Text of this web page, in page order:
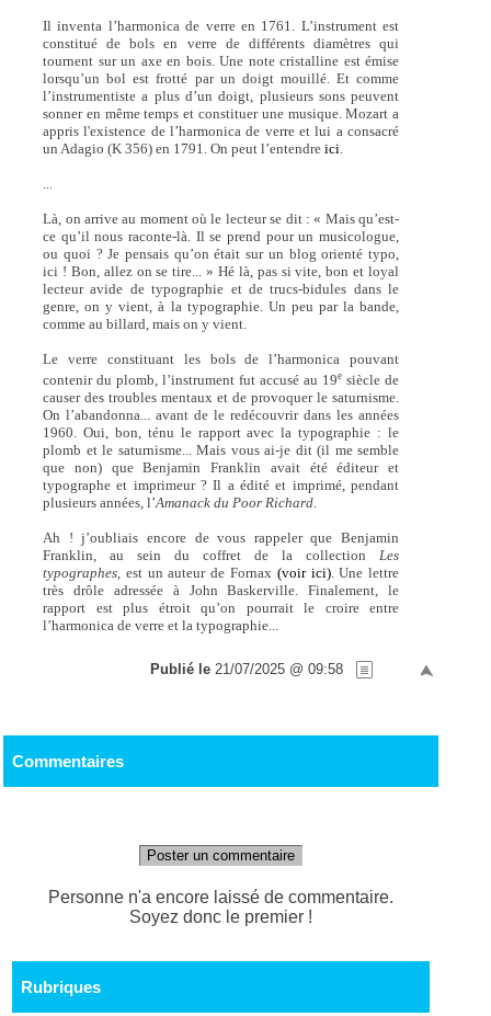
Il inventa l’harmonica de verre en 1761. L’instrument est
constitué de bols en verre de différents diamètres qui
tournent sur un axe en bois. Une note cristalline est émise
lorsqu’un bol est frotté par un doigt mouillé. Et comme
l’instrumentiste a plus d’un doigt, plusieurs sons peuvent
sonner en même temps et constituer une musique. Mozart a
appris l'existence de l’harmonica de verre et lui a consacré
un Adagio (K 356) en 1791. On peut l’entendre ici
Là, on arrive au moment où le lecteur se dit : « Mais qu’est-
ce qu’il nous raconte-là. Il se prend pour un musicologue,
ou quoi ? Je pensais qu’on était sur un blog orienté typo,
ici ! Bon, allez on se tire... » Hé là, pas si vite, bon et loyal
lecteur avide de typographie et de trucs-bidules dans le
genre, on y vient, à la typographie. Un peu par la bande,
comme au billard, mais on y vient.
Le verre constituant les bols de l’harmonica pouvant
contenir du plomb, l’instrument fut accusé au 19e siècle de
causer des troubles mentaux et de provoquer le saturnisme.
On l’abandonna... avant de le redécouvrir dans les années
1960. Oui, bon, ténu le rapport avec la typographie : le
plomb et le saturnisme... Mais vous ai-je dit (il me semble
que non) que Benjamin Franklin avait été éditeur et
typographe et imprimeur ? Il a édité et imprimé, pendant
plusieurs années, l’Amanack du Poor Richard
Ah ! j’oubliais encore de vous rappeler que Benjamin
Franklin, au sein du coffret de la collection Les
typographes, est un auteur de Fornax (voir ici). Une lettre
très drôle adressée à John Baskerville. Finalement, le
rapport est plus étroit qu’on pourrait le croire entre
l’harmonica de verre et la typographie...
Publié le 21/07/2025 @ 09:58
Commentaires
Poster un commentaire
Personne n'a encore laissé de commentaire.
Soyez donc le premier !
Rubriques